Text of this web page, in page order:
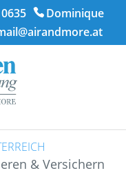
Dominique
& Versichern